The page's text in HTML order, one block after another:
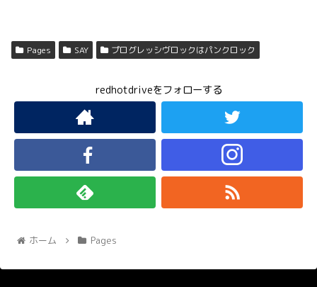
Pages SAY プログレッシヴロックはパンクロック
redhotdriveをフォローする
ホーム Pages